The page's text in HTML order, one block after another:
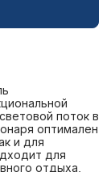
поток в
оптимален
и для
для
отдыха,